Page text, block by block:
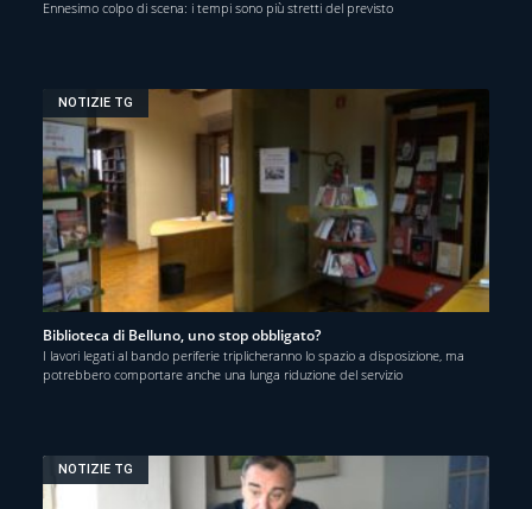
Ennesimo colpo di scena: i tempi sono più stretti del previsto
NOTIZIE TG
Biblioteca di Belluno, uno stop obbligato?
I lavori legati al bando periferie triplicheranno lo spazio a disposizione, ma
potrebbero comportare anche una lunga riduzione del servizio
NOTIZIE TG